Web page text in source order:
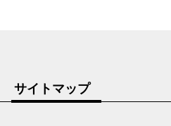
サイトマップ